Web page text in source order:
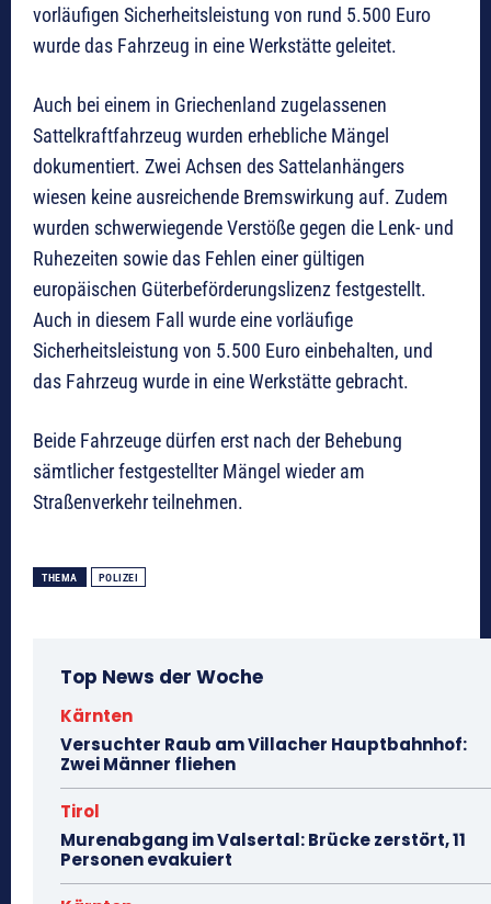
vorläufigen Sicherheitsleistung von rund 5.500 Euro
wurde das Fahrzeug in eine Werkstätte geleitet.
Auch bei einem in Griechenland zugelassenen
Sattelkraftfahrzeug wurden erhebliche Mängel
dokumentiert. Zwei Achsen des Sattelanhängers
wiesen keine ausreichende Bremswirkung auf. Zudem
wurden schwerwiegende Verstöße gegen die Lenk- und
Ruhezeiten sowie das Fehlen einer gültigen
europäischen Güterbeförderungslizenz festgestellt.
Auch in diesem Fall wurde eine vorläufige
Sicherheitsleistung von 5.500 Euro einbehalten, und
das Fahrzeug wurde in eine Werkstätte gebracht.
Beide Fahrzeuge dürfen erst nach der Behebung
sämtlicher festgestellter Mängel wieder am
Straßenverkehr teilnehmen.
THEMA POLIZEI
Top News der Woche
Kärnten
Versuchter Raub am Villacher Hauptbahnhof:
Zwei Männer fliehen
Tirol
Murenabgang im Valsertal: Brücke zerstört, 11
Personen evakuiert